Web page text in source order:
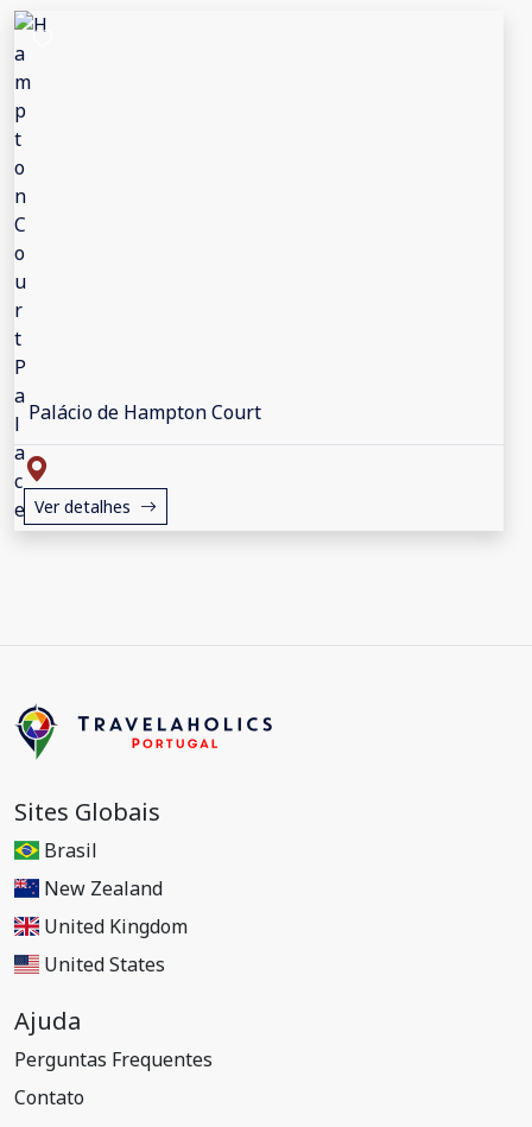
Palácio de Hampton Court
Ver detalhes
Sites Globais
Brasil
New Zealand
United Kingdom
United States
Ajuda
Perguntas Frequentes
Contato